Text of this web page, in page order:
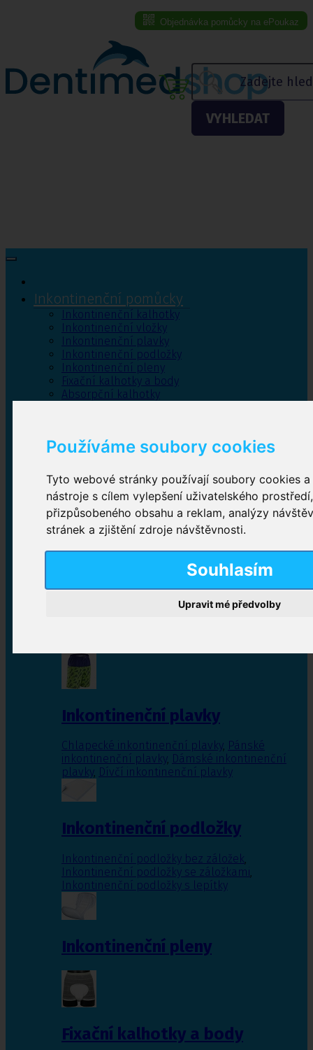
Používáme soubory cookies
Tyto webové stránky používají soubory cookies
nástroje s cílem vylepšení uživatelského
přizpůsobeného obsahu a reklam, analýzy
stránek a zjištění zdroje návštěvnosti.
Souhlasím
Upravit mé předvolby
Objednávka pomůcky na ePoukaz
VYHLEDAT
Inkontinenční pomůcky
Inkontinenční kalhotky
Inkontinenční vložky
Inkontinenční plavky
Inkontinenční podložky
Inkontinenční pleny
Fixační kalhotky a body
Absorpční kalhotky
Inkontinenční kalhotky
Plenkové kalhotky navlékací,Plenkové kalhotky
zalepovací,Inkontinenční kalhotky dámské
Inkontinenční vložky
Inkontinenční plavky
Chlapecké inkontinenční plavky, Pánské
inkontinenční plavky, Dámské inkontinenční
plavky, Dívčí inkontinenční plavky
Inkontinenční podložky
Inkontinenční podložky bez záložek,
Inkontinenční podložky se záložkami,
Inkontinenční podložky s lepítky
Inkontinenční pleny
Fixační kalhotky a body